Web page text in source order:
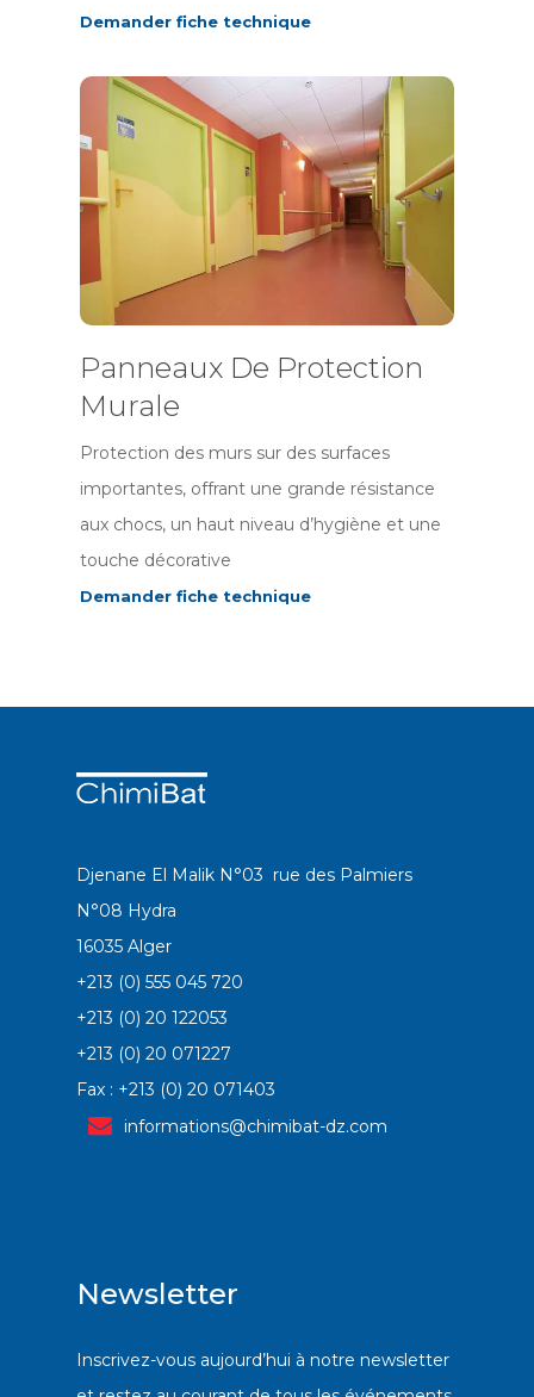
Demander fiche technique
Panneaux De Protection
Murale
Protection des murs sur des surfaces
importantes, offrant une grande résistance
aux chocs, un haut niveau d’hygiène et une
touche décorative
Demander fiche technique
Djenane El Malik N°03 rue des Palmiers
N°08 Hydra
16035 Alger
+213 (0) 555 045 720
+213 (0) 20 122053
+213 (0) 20 071227
Fax : +213 (0) 20 071403
informations@chimibat-dz.com
Newsletter
Inscrivez-vous aujourd’hui à notre newsletter